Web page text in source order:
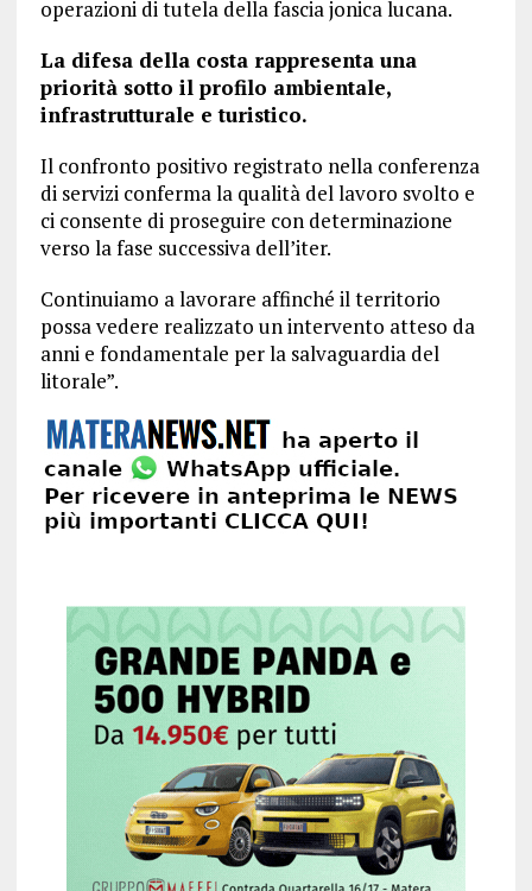
operazioni di tutela della fascia jonica lucana.
La difesa della costa rappresenta una
priorità sotto il profilo ambientale,
infrastrutturale e turistico.
Il confronto positivo registrato nella conferenza
di servizi conferma la qualità del lavoro svolto e
ci consente di proseguire con determinazione
verso la fase successiva dell’iter.
Continuiamo a lavorare affinché il territorio
possa vedere realizzato un intervento atteso da
anni e fondamentale per la salvaguardia del
litorale”.